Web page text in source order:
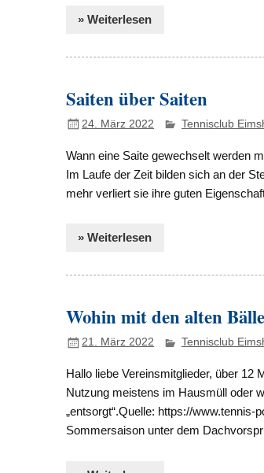
» Weiterlesen
Saiten über Saiten
24. März 2022 Tennisclub
Wann eine Saite gewechselt werden
Im Laufe der Zeit bilden sich an der
mehr verliert sie ihre guten
» Weiterlesen
Wohin mit den alten
21. März 2022 Tennisclub
Hallo liebe Vereinsmitglieder, über 12
Nutzung meistens im Hausmüll oder
„entsorgt“.Quelle: https://
Sommersaison unter dem